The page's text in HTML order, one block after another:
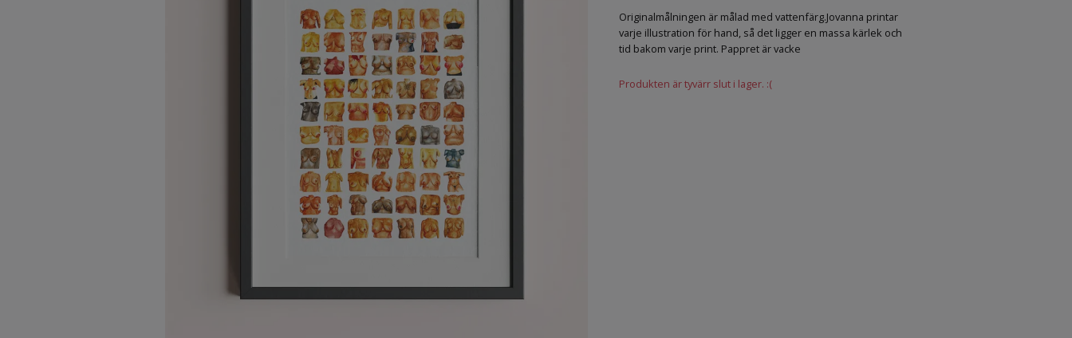
Originalmålningen är målad med vattenfärg.Jovanna printar
varje illustration för hand, så det ligger en massa kärlek och
tid bakom varje print. Pappret är vacke
Produkten är tyvärr slut i lager. :(